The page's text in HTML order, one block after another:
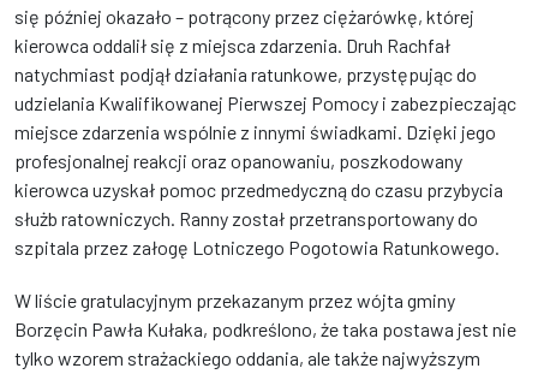
się później okazało – potrącony przez ciężarówkę, której
kierowca oddalił się z miejsca zdarzenia. Druh Rachfał
natychmiast podjął działania ratunkowe, przystępując do
udzielania Kwalifikowanej Pierwszej Pomocy i zabezpieczając
miejsce zdarzenia wspólnie z innymi świadkami. Dzięki jego
profesjonalnej reakcji oraz opanowaniu, poszkodowany
kierowca uzyskał pomoc przedmedyczną do czasu przybycia
służb ratowniczych. Ranny został przetransportowany do
szpitala przez załogę Lotniczego Pogotowia Ratunkowego.
W liście gratulacyjnym przekazanym przez wójta gminy
Borzęcin Pawła Kułaka, podkreślono, że taka postawa jest nie
tylko wzorem strażackiego oddania, ale także najwyższym